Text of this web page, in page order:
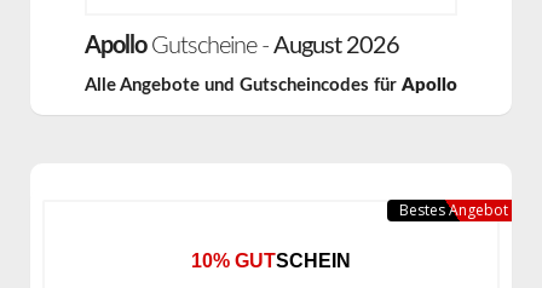
ApolloGutscheine - August 2026
Alle Angebote und Gutscheincodes für Apollo
10% GUTSCHEIN
Bestes Angebot